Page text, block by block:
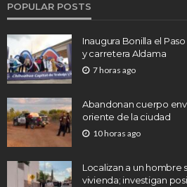
POPULAR POSTS
Inaugura Bonilla el
y carretera Aldama
7 horas ago
Abandonan cuerpo
oriente de la ciudad
10 horas ago
Localizan a un hombre
vivienda; investigan